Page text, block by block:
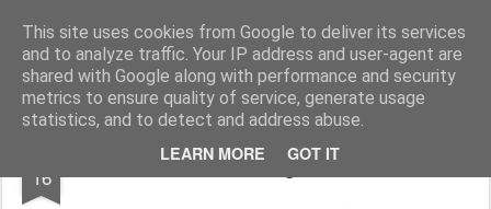
This site uses cookies from Google to deliver its services
and to analyze traffic. Your IP address and user-agent are
shared with Google along with performance and security
metrics to ensure quality of service, generate usage
statistics, and to detect and address abuse.
LEARN MORE GOT IT
Logopeden i skolan En blogg om språk-, läs- och skrivsvårigheter och assisterande teknik
Pages
16 Datormusen som fungerar som skanner